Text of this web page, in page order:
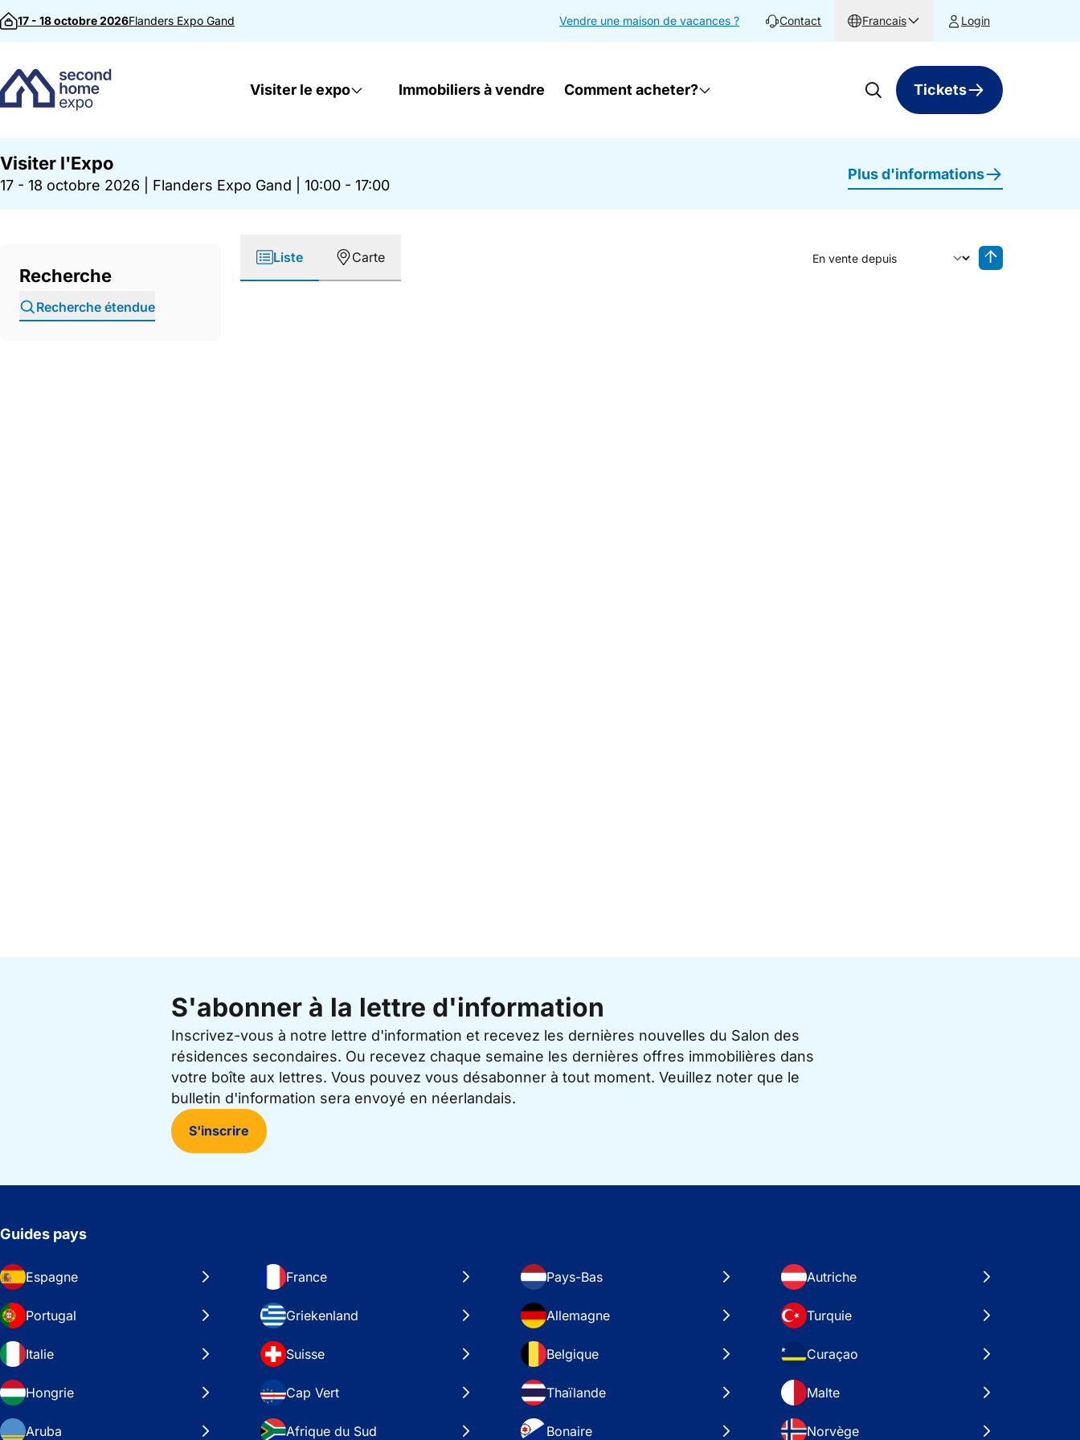
Passer au contenu
17 - 18 octobre 2026Flanders Expo Gand Vendre une maison de vacances ? Contact Francais Login
Visiter le expo Immobiliers à vendre Comment acheter? Tickets
Visiter l'Expo
17 - 18 octobre 2026 Flanders Expo Gand 10:00 - 17:00
Plus d'informations
Recherche
Recherche étendue
Liste Carte
Trier par
S'abonner à la lettre d'information
Inscrivez-vous à notre lettre d'information et recevez les dernières nouvelles du Salon des
résidences secondaires. Ou recevez chaque semaine les dernières offres immobilières dans
votre boîte aux lettres. Vous pouvez vous désabonner à tout moment. Veuillez noter que le
bulletin d'information sera envoyé en néerlandais.
S'inscrire
Guides pays
Espagne France Pays-Bas Autriche
Portugal Griekenland Allemagne Turquie
Italie Suisse Belgique Curaçao
Hongrie Cap Vert Thaïlande Malte
Aruba Afrique du Sud Bonaire Norvège